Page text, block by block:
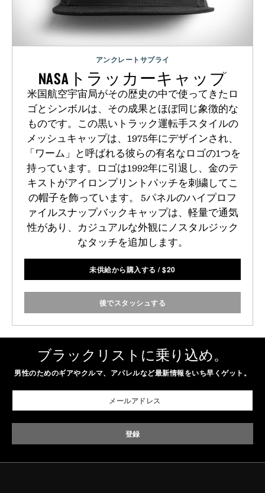
アンクレートサプライ
NASAトラッカーキャップ
米国航空宇宙局がその歴史の中で使ってきたロ
ゴとシンボルは、その成果とほぼ同じ象徴的な
ものです。この黒いトラック運転手スタイルの
メッシュキャップは、1975年にデザインされ、
「ワーム」と呼ばれる彼らの有名なロゴの1つを
持っています。ロゴは1992年に引退し、金のテ
キストがアイロンプリントパッチを刺繍してこ
の帽子を飾っています。 5パネルのハイプロフ
ァイルスナップバックキャップは、軽量で通気
性があり、カジュアルな外観にノスタルジック
なタッチを追加します。
未供給から購入する /$20
後でスタッシュする
ブラックリストに乗り込め。
男性のためのギアやクルマ、アパレルなど最新情報をいち早くゲット。